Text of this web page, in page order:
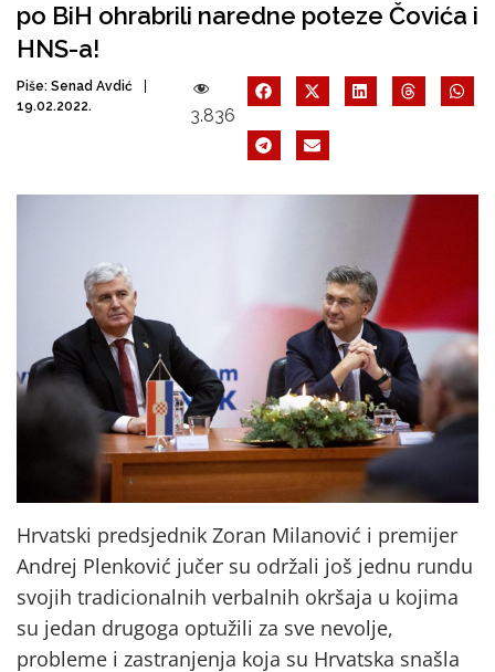
po BiH ohrabrili naredne poteze Čovića i
HNS-a!
Piše: Senad Avdić
19.02.2022.
3.836
Hrvatski predsjednik Zoran Milanović i premijer
Andrej Plenković jučer su održali još jednu rundu
svojih tradicionalnih verbalnih okršaja u kojima
su jedan drugoga optužili za sve nevolje,
probleme i zastranjenja koja su Hrvatska snašla